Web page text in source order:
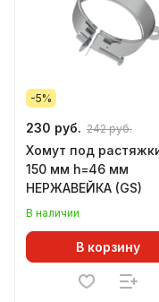
-5%
230 руб. 242 руб.
Хомут под
150 мм h=46 мм
НЕРЖАВЕЙКА (GS)
В наличии
В корзину